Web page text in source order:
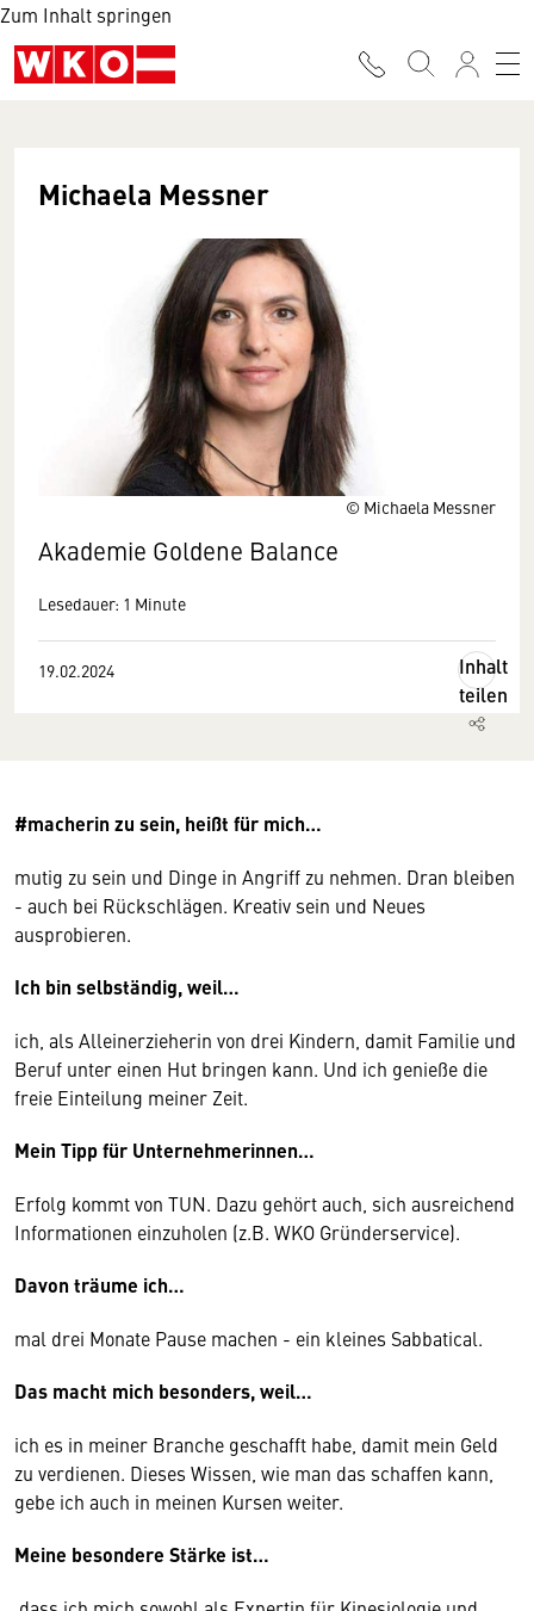
Zum Inhalt springen
© Michaela Messner
Michaela Messner
Akademie Goldene Balance
Lesedauer: 1 Minute
19.02.2024
Inhalt
teilen
#macherin zu sein, heißt für mich…
mutig zu sein und Dinge in Angriff zu nehmen. Dran bleiben
- auch bei Rückschlägen. Kreativ sein und Neues
ausprobieren.
Ich bin selbständig, weil…
ich, als Alleinerzieherin von drei Kindern, damit Familie und
Beruf unter einen Hut bringen kann. Und ich genieße die
freie Einteilung meiner Zeit.
Mein Tipp für Unternehmerinnen…
Erfolg kommt von TUN. Dazu gehört auch, sich ausreichend
Informationen einzuholen (z.B. WKO Gründerservice).
Davon träume ich…
mal drei Monate Pause machen - ein kleines Sabbatical.
Das macht mich besonders, weil…
ich es in meiner Branche geschafft habe, damit mein Geld
zu verdienen. Dieses Wissen, wie man das schaffen kann,
gebe ich auch in meinen Kursen weiter.
Meine besondere Stärke ist…